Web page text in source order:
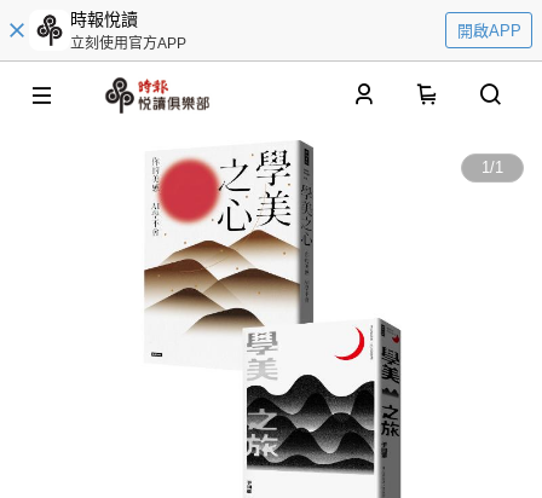
時報悅讀
立刻使用官方APP
開啟APP
1/1